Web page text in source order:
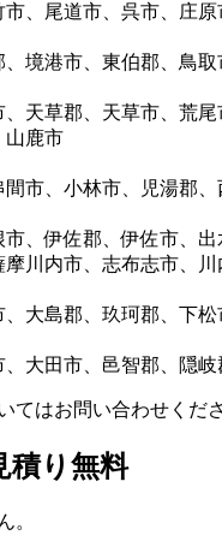
、尾道市、呉市、庄
境港市、東伯郡、鳥
天草郡、天草市、荒
山鹿市
間市、小林市、児湯郡
、伊佐郡、伊佐市、
川内市、志布志市、
大島郡、玖珂郡、下
大田市、邑智郡、隠
はお問い合わせくださ
積り無料
。